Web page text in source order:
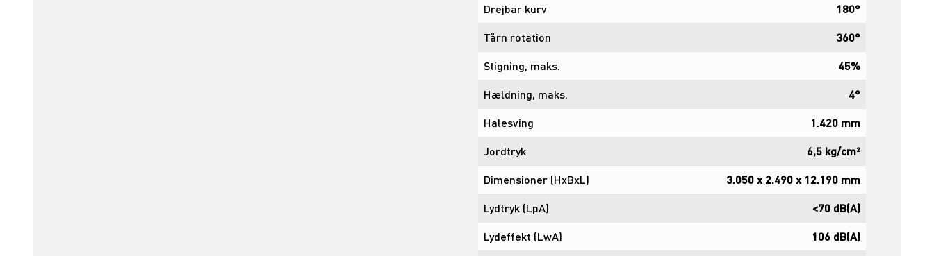
Drejbar kurv
180°
Tårn rotation
360°
Stigning, maks.
45%
Hældning, maks.
4°
Halesving
1.420 mm
Jordtryk
6,5 kg/cm²
Dimensioner (HxBxL)
3.050 x 2.490 x 12.190 mm
Lydtryk (LpA)
<70 dB(A)
Lydeffekt (LwA)
106 dB(A)